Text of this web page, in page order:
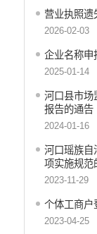
人力资源管
公安机关重
安全生产信
创建国家园
自然资源信息
民政信息公
行政事业性
政府集中采购
营业执照遗
2026-02-03
企业名称申
2025-01-14
河口县市场
报告的通告
2024-01-16
河口瑶族自
项实施规范
2023-11-29
个体工商户
2023-04-25